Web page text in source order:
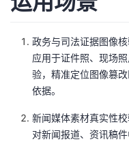
博
客
的
论
坛
我
的
圈
我
的
我
我
的
我
我
的
技
我
的
政务与司法证据图像
应用于证件照、现场
验，精准定位图像篡
依据。
新闻媒体素材真实性
对新闻报道、资讯稿